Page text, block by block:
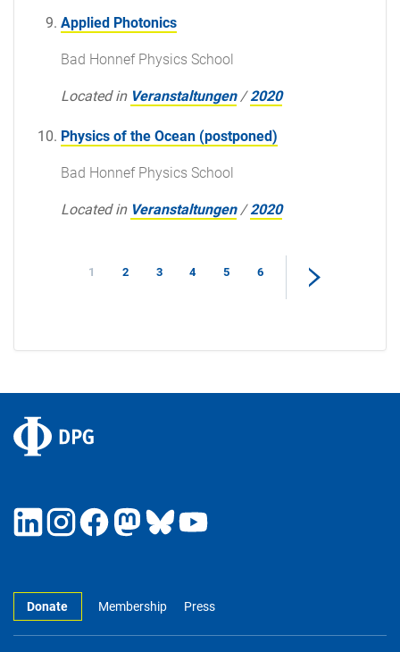
Applied Photonics
Bad Honnef Physics School
Located in Veranstaltungen /2020
Physics of the Ocean (postponed)
Bad Honnef Physics School
Located in Veranstaltungen /2020
1 2 3 4 5 6
Donate Membership Press